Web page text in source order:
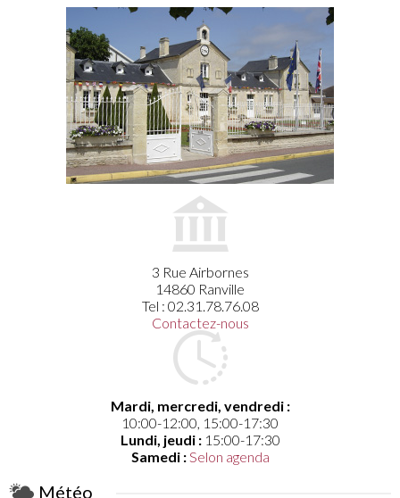
3 Rue Airbornes
14860 Ranville
Tel : 02.31.78.76.08
Contactez-nous
Mardi, mercredi, vendredi :
10:00-12:00, 15:00-17:30
Lundi, jeudi :15:00-17:30
Samedi :Selon agenda
Météo